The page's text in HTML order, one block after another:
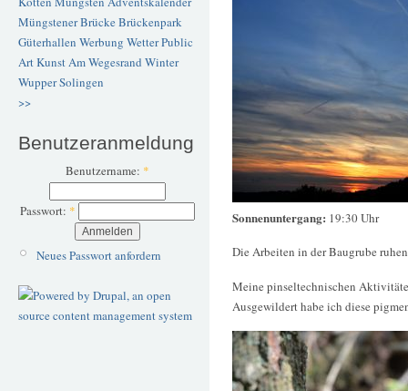
Müngstener BrückeBrückenpark
Güterhallen Werbung WetterPublic
ArtKunstAm Wegesrand Winter
WupperSolingen
>>
Benutzeranmeldung
Benutzername: *
Passwort: *
Neues Passwort anfordern
Sonnenuntergang: 19:30 Uhr
Die Arbeiten in der Baugrube
Meine pinseltechnischen
Ausgewildert habe ich diese